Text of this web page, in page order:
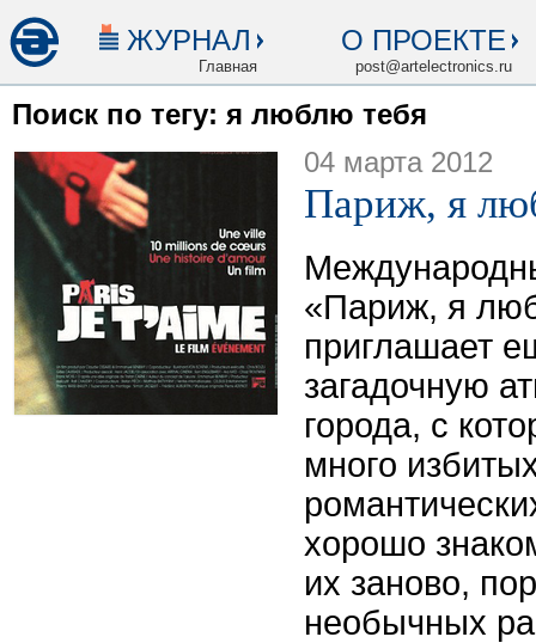
ЖУРНАЛ
Главная
О ПРОЕКТЕ
post@artelectronics.ru
Поиск по тегу: я люблю тебя
04 марта 2012
Париж, я
«Париж, я
приглашает
загадочную
города, с
много
хорошо
их заново,
необычных